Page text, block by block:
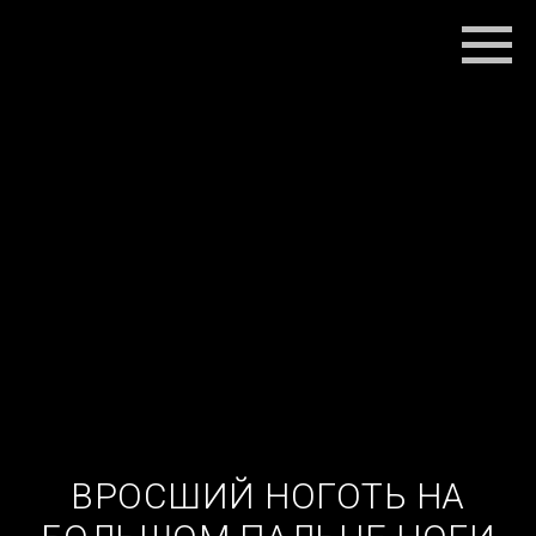
ВРОСШИЙ НОГОТЬ НА